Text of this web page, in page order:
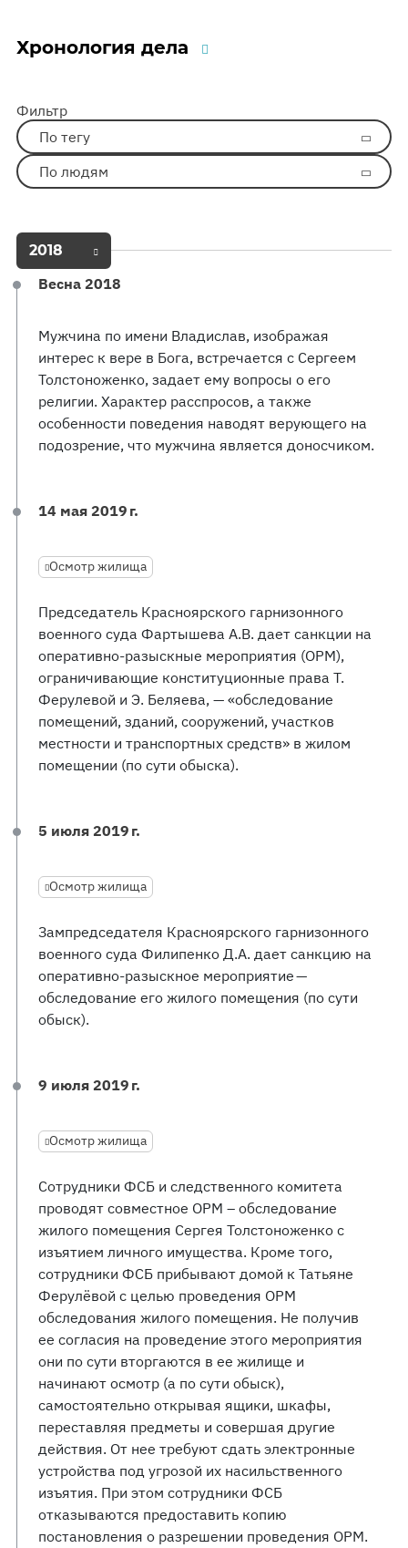
Хронология дела
Фильтр
По тегу
По людям
2018
Весна 2018
Мужчина по имени Владислав, изображая
интерес к вере в Бога, встречается с Сергеем
Толстоноженко, задает ему вопросы о его
религии. Характер расспросов, а также
особенности поведения наводят верующего на
подозрение, что мужчина является доносчиком.
14 мая 2019 г.
Осмотр жилища
Председатель Красноярского гарнизонного
военного суда Фартышева А.В. дает санкции на
оперативно-разыскные мероприятия (ОРМ),
ограничивающие конституционные права Т.
Ферулевой и Э. Беляева, — «обследование
помещений, зданий, сооружений, участков
местности и транспортных средств» в жилом
помещении (по сути обыска).
5 июля 2019 г.
Осмотр жилища
Зампредседателя Красноярского гарнизонного
военного суда Филипенко Д.А. дает санкцию на
оперативно-разыскное мероприятие —
обследование его жилого помещения (по сути
обыск).
9 июля 2019 г.
Осмотр жилища
Сотрудники ФСБ и следственного комитета
проводят совместное ОРМ – обследование
жилого помещения Сергея Толстоноженко с
изъятием личного имущества. Кроме того,
сотрудники ФСБ прибывают домой к Татьяне
Ферулёвой с целью проведения ОРМ
обследования жилого помещения. Не получив
ее согласия на проведение этого мероприятия
они по сути вторгаются в ее жилище и
начинают осмотр (а по сути обыск),
самостоятельно открывая ящики, шкафы,
переставляя предметы и совершая другие
действия. От нее требуют сдать электронные
устройства под угрозой их насильственного
изъятия. При этом сотрудники ФСБ
отказываются предоставить копию
постановления о разрешении проведения ОРМ.